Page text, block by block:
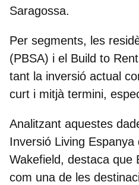
Saragossa.
Per segments, les
(PBSA) i el Build to
tant la inversió actual
curt i mitjà termini,
Analitzant aquestes
Inversió Living Espanya
Wakefield, destaca que
com una de les